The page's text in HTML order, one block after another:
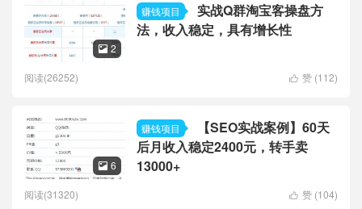
赚钱项目
实战Q群淘宝客操盘方
法，收入稳定，具有增长性
 2
 赞 (112)
阅读(26252)
赚钱项目
【SEO实战案例】60天
后月收入稳定2400元，转手卖
13000+
 6
 赞 (104)
阅读(31320)